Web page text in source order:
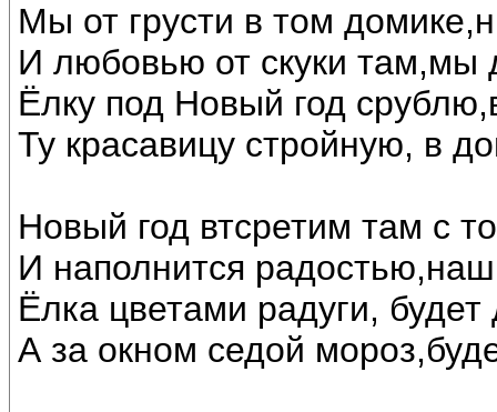
Мы от грусти в том
И любовью от скуки там,мы
Ёлку под Новый год
Ту красавицу стройную, в
Новый год втсретим там с
И наполнится
Ёлка цветами радуги,
А за окном седой